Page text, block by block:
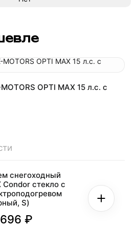
OPTI MAX 15 л.с. с
снегоходный
Condor стекло с
S)
₽